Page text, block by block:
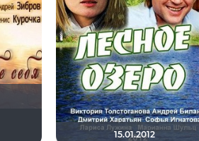
Ekaterina5222
чучи
15.01.2012